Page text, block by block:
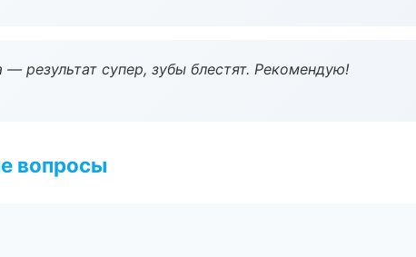
— результат супер, зубы блестят. Рекомендую!
вопросы